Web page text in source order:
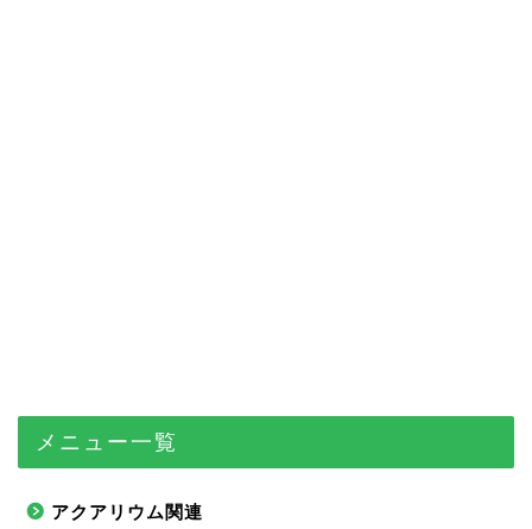
メニュー一覧
アクアリウム関連